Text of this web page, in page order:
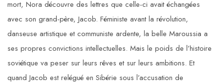
mort, Nora découvre des lettres que celle-ci avait échangées
avec son grand-père, Jacob. Féministe avant la révolution,
danseuse artistique et communiste ardente, la belle Maroussia a
ses propres convictions intellectuelles. Mais le poids de l’histoire
soviétique va peser sur leurs rêves et sur leurs ambitions. Et
quand Jacob est relégué en Sibérie sous l’accusation de